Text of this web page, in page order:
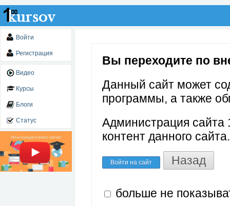
Войти
Регистрация
Видео
Курсы
Блоги
Статус
Вы переходите по
Данный сайт может
программы, а также
Администрация сайта
контент данного сайта.
Войти на сайт Назад
больше не